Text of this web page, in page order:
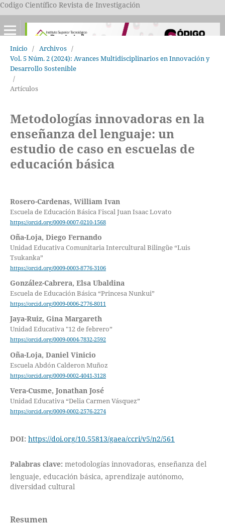
Codigo Científico Revista de Investigación
Inicio / Archivos /
Vol. 5 Núm. 2 (2024): Avances Multidisciplinarios en Innovación y
Desarrollo Sostenible
/
Artículos
Metodologías innovadoras en la
enseñanza del lenguaje: un
estudio de caso en escuelas de
educación básica
Rosero-Cardenas, William Ivan
Escuela de Educación Básica Fiscal Juan Isaac Lovato
https://orcid.org/0009-0007-0210-1568
Oña-Loja, Diego Fernando
Unidad Educativa Comunitaria Intercultural Bilingüe “Luis
Tsukanka”
https://orcid.org/0009-0003-8776-3106
González-Cabrera, Elsa Ubaldina
Escuela de Educación Básica “Princesa Nunkui”
https://orcid.org/0009-0006-2776-8011
Jaya-Ruiz, Gina Margareth
Unidad Educativa "12 de febrero”
https://orcid.org/0009-0004-7832-2592
Oña-Loja, Daniel Vinicio
Escuela Abdón Calderon Muñoz
https://orcid.org/0009-0002-4041-3128
Vera-Cusme, Jonathan José
Unidad Educativa “Delia Carmen Vásquez”
https://orcid.org/0009-0002-2576-2274
DOI: https://doi.org/10.55813/gaea/ccri/v5/n2/561
Palabras clave: metodologías innovadoras, enseñanza del
lenguaje, educación básica, aprendizaje autónomo,
diversidad cultural
Resumen